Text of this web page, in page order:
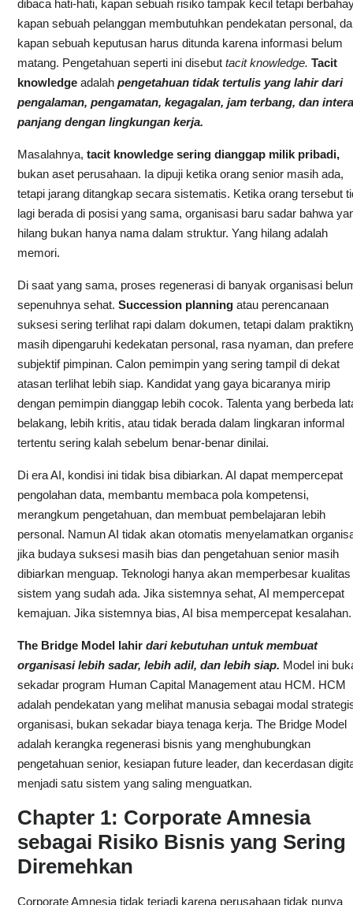
dibaca hati-hati, kapan sebuah risiko tampak kecil tetapi
kapan sebuah pelanggan membutuhkan pendekatan personal,
kapan sebuah keputusan harus ditunda karena informasi belum
matang. Pengetahuan seperti ini disebut tacit knowledge. Tacit
knowledgeadalah pengetahuan tidak tertulis yang lahir dari
pengalaman, pengamatan, kegagalan, jam terbang, dan
panjang dengan lingkungan kerja.
Masalahnya, tacit knowledge sering dianggap milik pribadi,
bukan aset perusahaan. Ia dipuji ketika orang senior masih ada,
tetapi jarang ditangkap secara sistematis. Ketika orang tersebut
lagi berada di posisi yang sama, organisasi baru sadar bahwa
hilang bukan hanya nama dalam struktur. Yang hilang adalah
memori.
Di saat yang sama, proses regenerasi di banyak organisasi
sepenuhnya sehat. Succession planningatau perencanaan
suksesi sering terlihat rapi dalam dokumen, tetapi dalam
masih dipengaruhi kedekatan personal, rasa nyaman, dan
subjektif pimpinan. Calon pemimpin yang sering tampil di dekat
atasan terlihat lebih siap. Kandidat yang gaya bicaranya mirip
dengan pemimpin dianggap lebih cocok. Talenta yang berbeda
belakang, lebih kritis, atau tidak berada dalam lingkaran informal
tertentu sering kalah sebelum benar-benar dinilai.
Di era AI, kondisi ini tidak bisa dibiarkan. AI dapat mempercepat
pengolahan data, membantu membaca pola kompetensi,
merangkum pengetahuan, dan membuat pembelajaran lebih
personal. Namun AI tidak akan otomatis menyelamatkan
jika budaya suksesi masih bias dan pengetahuan senior masih
dibiarkan menguap. Teknologi hanya akan memperbesar kualitas
sistem yang sudah ada. Jika sistemnya sehat, AI mempercepat
kemajuan. Jika sistemnya bias, AI bisa mempercepat kesalahan.
The Bridge Model lahir dari kebutuhan untuk membuat
organisasi lebih sadar, lebih adil, dan lebih siap. Model ini
sekadar program Human Capital Management atau HCM. HCM
adalah pendekatan yang melihat manusia sebagai modal
organisasi, bukan sekadar biaya tenaga kerja. The Bridge Model
adalah kerangka regenerasi bisnis yang menghubungkan
pengetahuan senior, kesiapan future leader, dan kecerdasan
menjadi satu sistem yang saling menguatkan.
Chapter 1: Corporate Amnesia
sebagai Risiko Bisnis yang Sering
Diremehkan
Corporate Amnesia tidak terjadi karena perusahaan tidak punya